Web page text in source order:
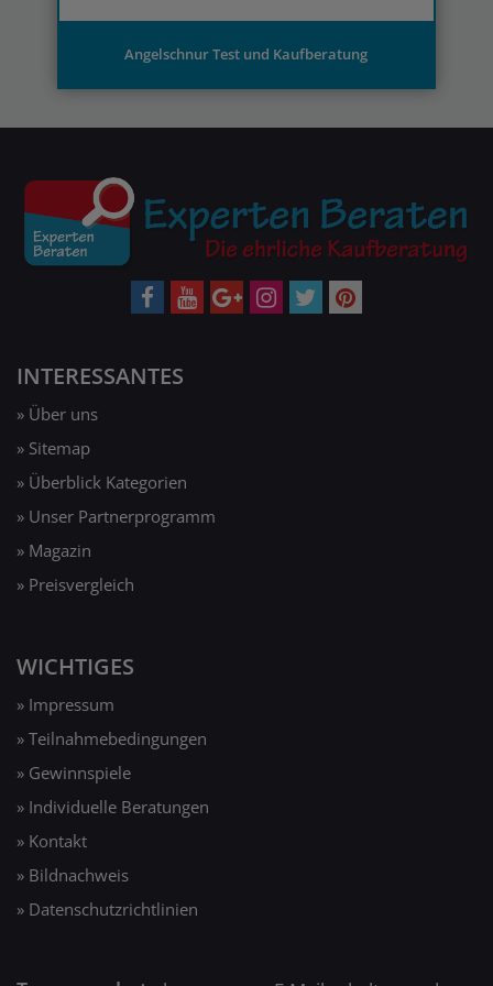
INTERESSANTES
» Über uns
» Sitemap
» Überblick Kategorien
» Unser Partnerprogramm
» Magazin
» Preisvergleich
WICHTIGES
» Impressum
» Teilnahmebedingungen
» Gewinnspiele
» Individuelle Beratungen
» Kontakt
» Bildnachweis
» Datenschutzrichtlinien